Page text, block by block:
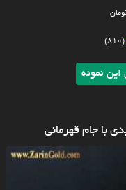
(810)
نمونه
با جام قهرمانی